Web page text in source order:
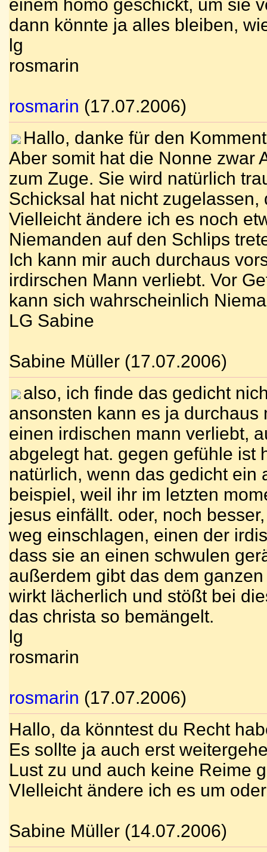
einem homo geschickt, um sie
dann könnte ja alles bleiben,
lg
rosmarin
rosmarin (17.07.2006)
Hallo, danke für den
Aber somit hat die Nonne zwar
zum Zuge. Sie wird natürlich
Schicksal hat nicht
Vielleicht ändere ich es noch
Niemanden auf den Schlips
Ich kann mir auch durchaus
irdirschen Mann verliebt. Vor
kann sich wahrscheinlich
LG Sabine
Sabine Müller (17.07.2006)
also, ich finde das gedicht
ansonsten kann es ja
einen irdischen mann verliebt,
abgelegt hat. gegen gefühle ist
natürlich, wenn das gedicht ein
beispiel, weil ihr im letzten
jesus einfällt. oder, noch
weg einschlagen, einen der
dass sie an einen schwulen
außerdem gibt das dem
wirkt lächerlich und stößt bei
das christa so bemängelt.
lg
rosmarin
rosmarin (17.07.2006)
Hallo, da könntest du Recht
Es sollte ja auch erst
Lust zu und auch keine Reime
VIelleicht ändere ich es um
Sabine Müller (14.07.2006)